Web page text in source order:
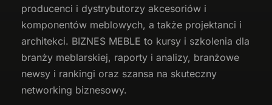
producenci i dystrybutorzy akcesoriów i
komponentów meblowych, a także projektanci i
architekci. BIZNES MEBLE to kursy i szkolenia dla
branży meblarskiej, raporty i analizy, branżowe
newsy i rankingi oraz szansa na skuteczny
networking biznesowy.